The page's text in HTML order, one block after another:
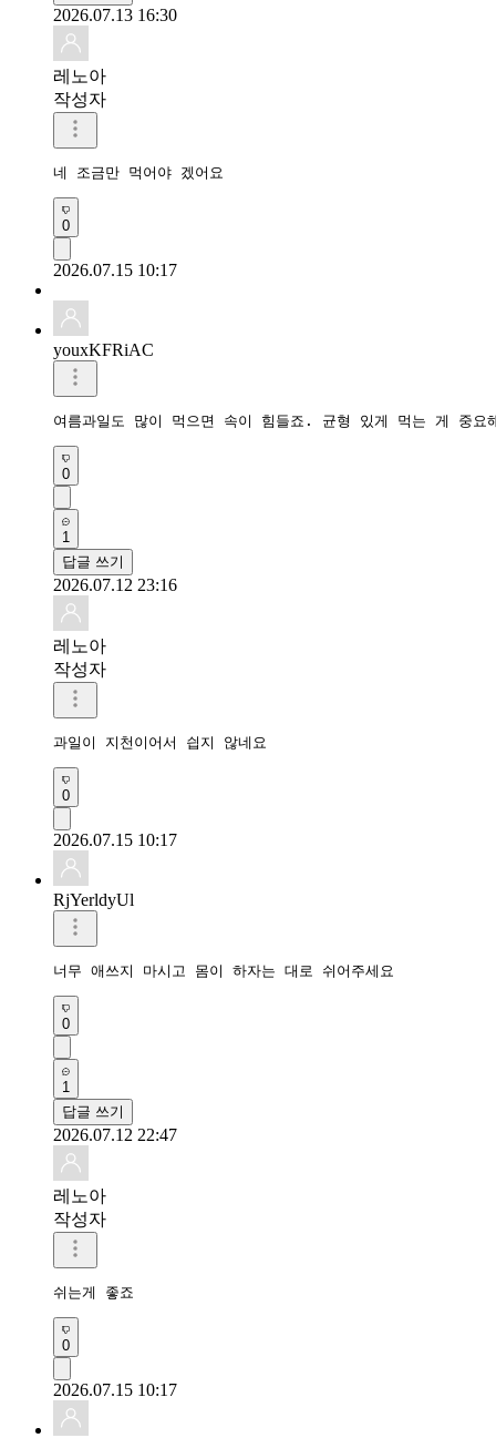
2026.07.13 16:30
레노아
작성자
네 조금만 먹어야 겠어요
0
2026.07.15 10:17
youxKFRiAC
여름과일도 많이 먹으면 속이 힘들죠. 균형 있게 먹는 게 중요
0
1
답글 쓰기
2026.07.12 23:16
레노아
작성자
과일이 지천이어서 싑지 않네요
0
2026.07.15 10:17
RjYerldyUl
너무 애쓰지 마시고 몸이 하자는 대로 쉬어주세요
0
1
답글 쓰기
2026.07.12 22:47
레노아
작성자
쉬는게 좋죠
0
2026.07.15 10:17